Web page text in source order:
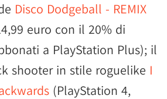
Disco Dodgeball - REMIX
euro con il 20% di
a PlayStation Plus); il
shooter in stile roguelike I
(PlayStation 4,